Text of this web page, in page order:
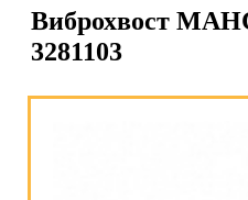
Виброхвост
3281103